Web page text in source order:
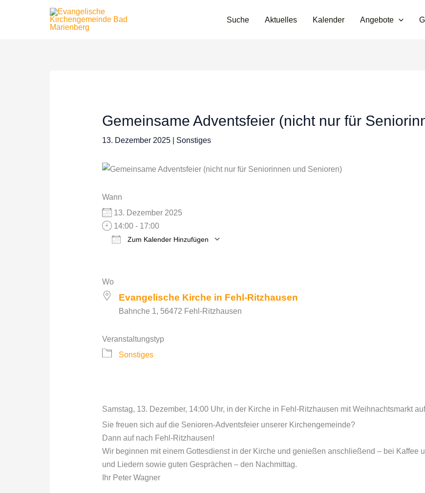
Suche Aktuelles Kalender Angebote
Gemeinsame Adventsfeier (nicht nur für
13. Dezember 2025 Sonstiges
Wann
13. Dezember 2025
14:00 - 17:00
Zum Kalender Hinzufügen
Wo
Evangelische Kirche in Fehl-Ritzhausen
Bahnche 1, 56472 Fehl-Ritzhausen
Veranstaltungstyp
Sonstiges
Samstag, 13. Dezember, 14:00 Uhr, in der Kirche in Fehl-Ritzhausen mit Weihnachtsmarkt
Sie freuen sich auf die Senioren-Adventsfeier unserer Kirchengemeinde?
Dann auf nach Fehl-Ritzhausen!
Wir beginnen mit einem Gottesdienst in der Kirche und genießen anschließend – bei Kaffee
und Liedern sowie guten Gesprächen – den Nachmittag.
Ihr Peter Wagner